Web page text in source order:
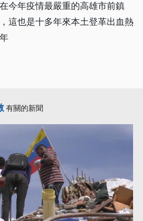
今年疫情最嚴重的高雄市前鎮
這也是十多年來本土登革出血熱
有關的新聞